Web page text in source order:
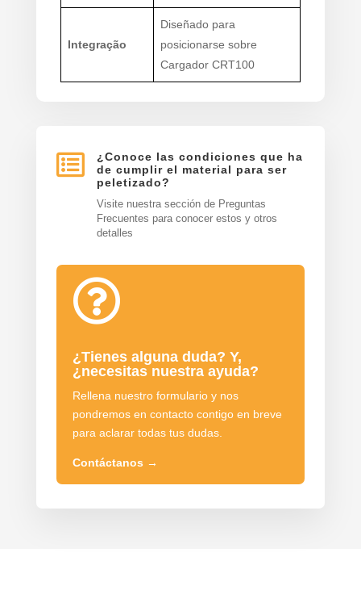
Integração
Diseñado para
posicionarse sobre
Cargador CRT100

¿Conoce las condiciones que ha
de cumplir el material para ser
peletizado?
Visite nuestra sección de Preguntas
Frecuentes para conocer estos y otros
detalles

¿Tienes alguna duda? Y,
¿necesitas nuestra ayuda?
Rellena nuestro formulario y nos
pondremos en contacto contigo en breve
para aclarar todas tus dudas.
Contáctanos →